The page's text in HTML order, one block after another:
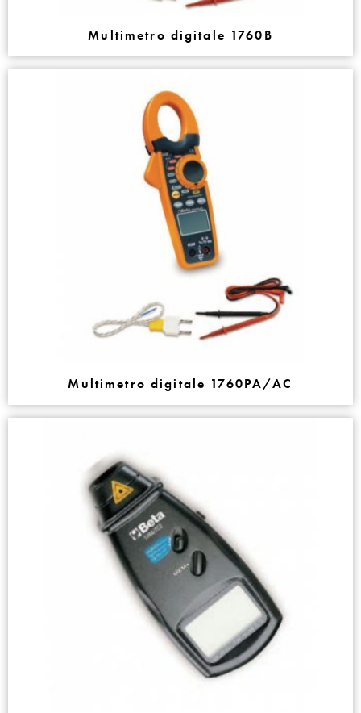
Multimetro digitale 1760B
Multimetro digitale 1760PA/AC